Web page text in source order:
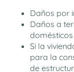
Daños por
Daños a
Si la
para la
de